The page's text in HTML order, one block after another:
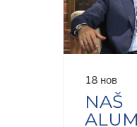
18 нов
NAŠ